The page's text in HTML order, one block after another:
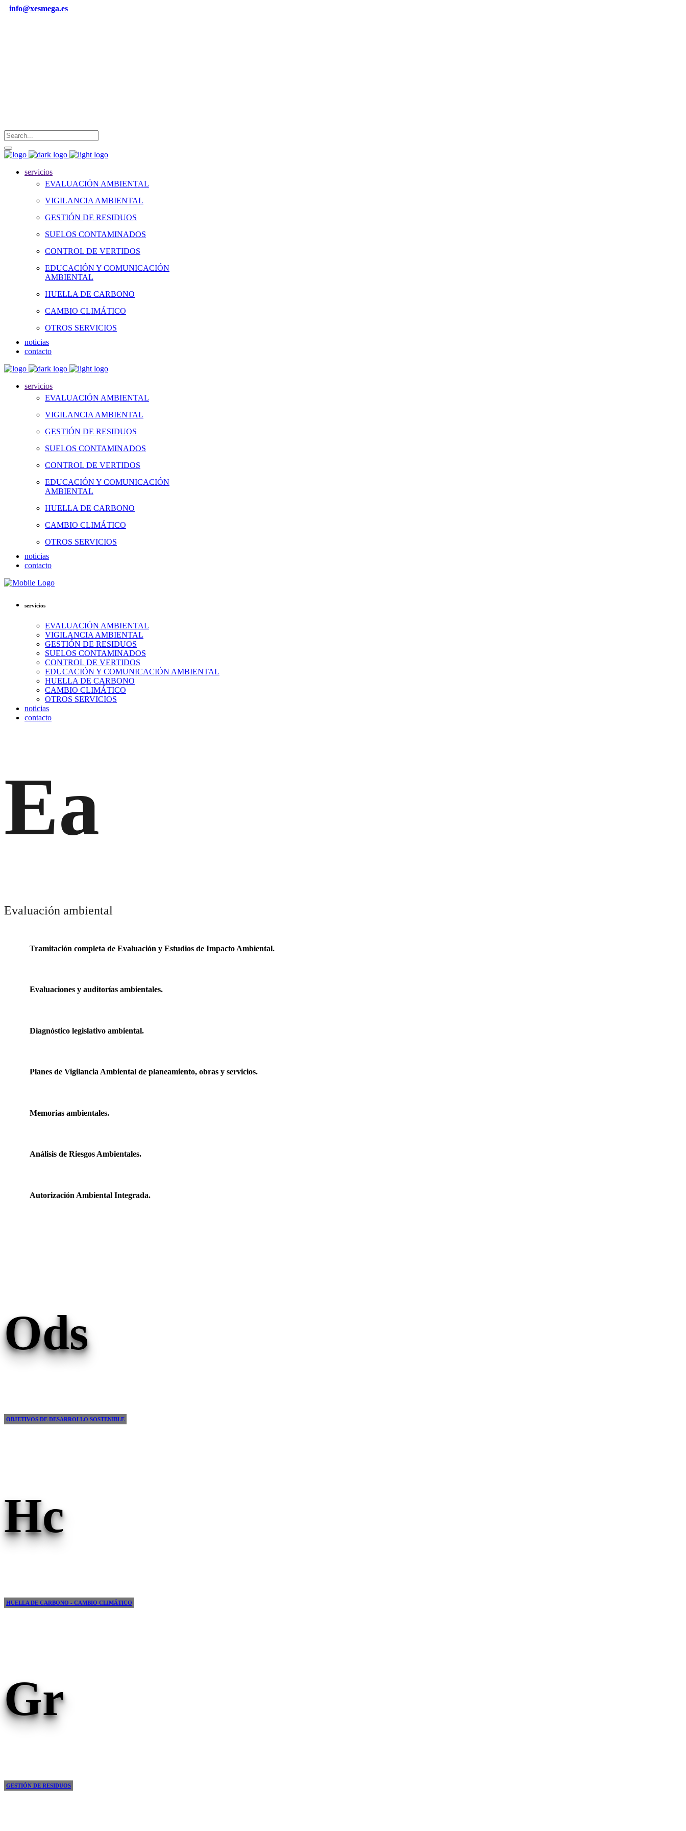
info@xesmega.es
servicios
EVALUACIÓN AMBIENTAL
VIGILANCIA AMBIENTAL
GESTIÓN DE RESIDUOS
SUELOS CONTAMINADOS
CONTROL DE VERTIDOS
EDUCACIÓN Y COMUNICACIÓN
AMBIENTAL
HUELLA DE CARBONO
CAMBIO CLIMÁTICO
OTROS SERVICIOS
noticias
contacto
servicios
EVALUACIÓN AMBIENTAL
VIGILANCIA AMBIENTAL
GESTIÓN DE RESIDUOS
SUELOS CONTAMINADOS
CONTROL DE VERTIDOS
EDUCACIÓN Y COMUNICACIÓN
AMBIENTAL
HUELLA DE CARBONO
CAMBIO CLIMÁTICO
OTROS SERVICIOS
noticias
contacto
servicios
EVALUACIÓN AMBIENTAL
VIGILANCIA AMBIENTAL
GESTIÓN DE RESIDUOS
SUELOS CONTAMINADOS
CONTROL DE VERTIDOS
EDUCACIÓN Y COMUNICACIÓN AMBIENTAL
HUELLA DE CARBONO
CAMBIO CLIMÁTICO
OTROS SERVICIOS
noticias
contacto
Ea
Evaluación ambiental
Tramitación completa de Evaluación y Estudios de Impacto Ambiental.
Evaluaciones y auditorías ambientales.
Diagnóstico legislativo ambiental.
Planes de Vigilancia Ambiental de planeamiento, obras y servicios.
Memorias ambientales.
Análisis de Riesgos Ambientales.
Autorización Ambiental Integrada.
Ods
OBJETIVOS DE DESARROLLO SOSTENIBLE
Hc
HUELLA DE CARBONO - CAMBIO CLIMÁTICO
Gr
GESTIÓN DE RESIDUOS